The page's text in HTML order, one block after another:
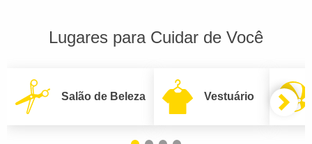
Lugares para Cuidar de Você
Salão de Beleza Vestuário